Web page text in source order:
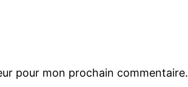
pour mon prochain commentaire.